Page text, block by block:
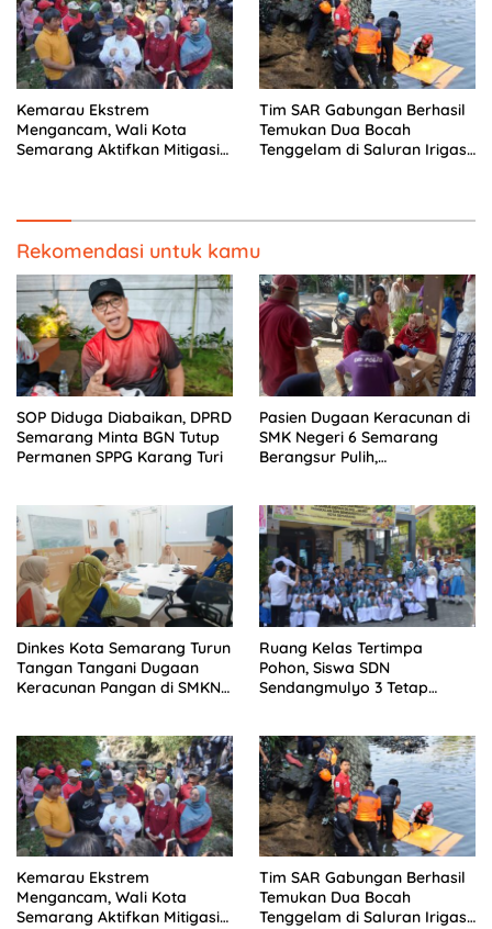
Kemarau Ekstrem
Mengancam, Wali Kota
Semarang Aktifkan Mitigasi
Tim SAR Gabungan Berhasil
Temukan Dua Bocah
Tenggelam di Saluran Irigasi
Rekomendasi untuk kamu
SOP Diduga Diabaikan, DPRD
Semarang Minta BGN Tutup
Permanen SPPG Karang Turi
Pasien Dugaan Keracunan di
SMK Negeri 6 Semarang
Berangsur Pulih,
Dinkes Kota Semarang Turun
Tangan Tangani Dugaan
Keracunan Pangan di SMKN
Ruang Kelas Tertimpa
Pohon, Siswa SDN
Sendangmulyo 3 Tetap
Kemarau Ekstrem
Mengancam, Wali Kota
Semarang Aktifkan Mitigasi
Tim SAR Gabungan Berhasil
Temukan Dua Bocah
Tenggelam di Saluran Irigasi